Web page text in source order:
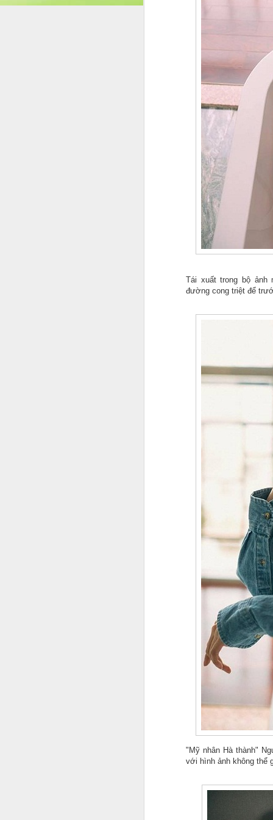
Tái xuất trong bộ ảnh
đường cong triệt để
"Mỹ nhân Hà thành"
với hình ảnh không thể
tại Cô Nguyễn Thị Thanh Huệ – Hiệu
Buổi ra mắt tập sách Ngẫm – Cười của
sự tham dự của đông đảo văn nghệ
Truyện trào phúng “ngẫm
Trong đời sống văn học đương
những áp lực vô hình, truyện
đi để suy ngẫm. Quyển truyện trào
không ồn ào, không phô trương, nhưng